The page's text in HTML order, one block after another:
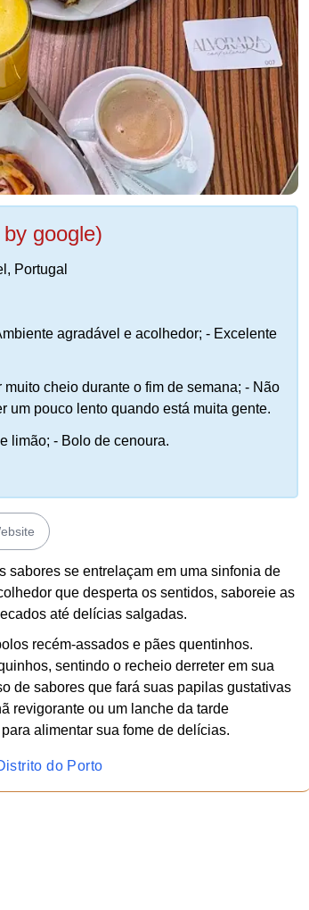
google)
Portugal
agradável e acolhedor; - Excelente
cheio durante o fim de semana; - Não
um pouco lento quando está muita gente.
limão; - Bolo de cenoura.
sabores se entrelaçam em uma sinfonia de
que desperta os sentidos, saboreie as
até delícias salgadas.
recém-assados e pães quentinhos.
sentindo o recheio derreter em sua
de sabores que fará suas papilas gustativas
revigorante ou um lanche da tarde
alimentar sua fome de delícias.
do Porto